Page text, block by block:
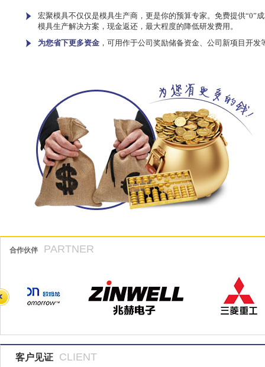
宏聚模具不仅仅是模具生产商，更是你的预算专家。免费提供“0”
模具生产解决方案，现金返还，最大程度的降低研发费用。
为您省下更多资金 ，可用作于公司奖励储备资金、公司新项目开发
合作伙伴 PARTNER
客户见证 CLIENT